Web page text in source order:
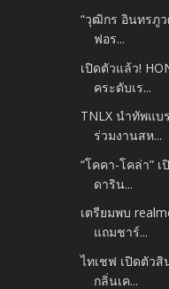
“วุฒิกร อินทรภู
ฟอร...
เปิดตัวแล้ว!
คระดับเร...
TNLX นำทัพแบ
ร่วมงานสห...
“โคคา-โคล่า”
ดาริน...
เตรียมพบ
แถมชาร์...
ไทเชฟ เปิดตัวสิ
กลิ่นเค...